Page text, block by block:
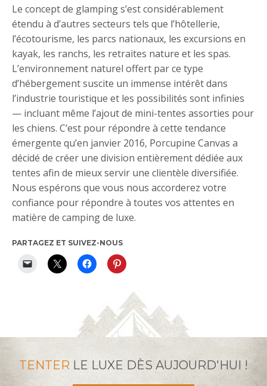
Le concept de glamping s’est considérablement
étendu à d’autres secteurs tels que l’hôtellerie,
l’écotourisme, les parcs nationaux, les excursions en
kayak, les ranchs, les retraites nature et les spas.
L’environnement naturel offert par ce type
d’hébergement suscite un immense intérêt dans
l’industrie touristique et les possibilités sont infinies
— incluant même l’ajout de mini-tentes assorties pour
les chiens. C’est pour répondre à cette tendance
émergente qu’en janvier 2016, Porcupine Canvas a
décidé de créer une division entièrement dédiée aux
tentes afin de mieux servir une clientèle diversifiée.
Nous espérons que vous nous accorderez votre
confiance pour répondre à toutes vos attentes en
matière de camping de luxe.
PARTAGEZ ET SUIVEZ-NOUS
TENTER LE LUXE DÈS AUJOURD'HUI !